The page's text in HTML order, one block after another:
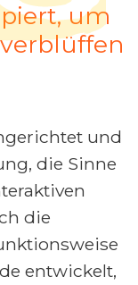
um
und
die Sinne
die
entwickelt,